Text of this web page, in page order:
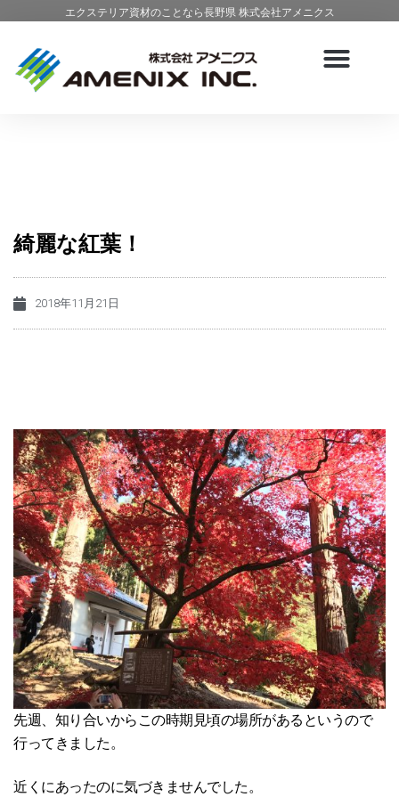
エクステリア資材のことなら長野県 株式会社アメニクス
綺麗な紅葉！
2018年11月21日
先週、知り合いからこの時期見頃の場所があるというので
行ってきました。
近くにあったのに気づきませんでした。